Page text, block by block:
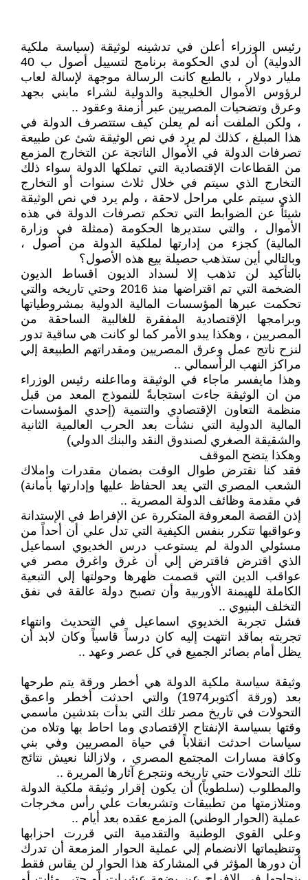
رئيس الوزراء أعلن في تدشينه لوثيقة (سياسة ملكية
الدولية) أن لدي الحكومة برنامج لتسييل أصول ب 40
مليار دولار ، بالطبع كانت الرسالة موجهة لإسالة لعاب
لرؤوس الأموال الخليجية والدولية لشراء مابني بجهد
وعرق وتضحيات المصريين عبر أزمنة وعقود ..
، ولكن الملفت أنه لم يعلن كيف ستتصرف الدولة في
هذا المبلغ ، كذلك لم يرد في نص الوثيقة شئ عن طبيعة
تصرفات الدولة في الأموال الناتجة عن التخارج المزمع
من القطاعات الإقتصادية التي تملكها الدولة سواء ذلك
التخارج الذي سيتم في خلال ثلاث سنوات أو التخارج
الذي سيتم علي مراحل لاحقة ، ولم يرد في نص الوثيقة
شيئاً عن الضوابط التي تحكم تصرفات الدولة في هذه
الأموال ، والتي ستديرها الحكومة (ممثلة في وزارة
المالية) كجزء من إدارتها لملكية الدولة من أصول ،
وبالتالي أين ستذهب حصيلة بيع هذه الأصول؟
بالتأكيد لن تذهب إلا لسداد الديون اقساط الديون
الضخمة التي تم اقتراضها منذ 2016 وحتي تاريخه والتي
تحكمت عبرها المؤسسات المالية الدولية بمشروطياتها
وبرامجها الإقتصادية المفقرة للغالبية الساحقة من
المصريين ، وهكذا يبدو الأمر كما لو كانت هي ساقية تدور
لنزح ناتج عمل وعرق المصريين ومقدراتهم الطبيعة إلي
مراكز النهب الرأسمالي ..
وهذا مايفسر ماجاء في الوثيقة ومااعلنه رئيس الوزراء
من ان الوثيقة جاءت استجابةً للنموذج المعد من قبل
منظمة التعاون الإقتصادي والتنمية (إحدي المؤسسات
المالية الدولية التي نشأت بعد الحرب العالمية الثانية
والشقيقة الصغري لصندوق النقد والبنك الدولي)
وهكذا يتضح الموقف
فقد كنا نقترض طوال الوقت بضمان مقدرات واملاك
الشعب المصري التي يعد الحفاظ عليها وإدارتها بأمانة)
في مقدمة وظائف الدولة المصرية ..
إذن القصة المعروفة المتكررة عن الإفراط في الإستدانة
وعواقبها تتكرر بنفس الكيفية التي تدل علي أن أحداً من
مسئولي الدولة لم يستوعب درس الخديوي اسماعيل
الذي اقترض فاقترض إلي أن غرق واغرق مصر في
عواقب الدين التي قصمت ظهرها وحولتها إلي التبعية
الكاملة للهيمنة الأوربية وأن تصبح دولة عالقة في نفق
التخلف البنيوي ..
فشل تجربة الخديوي اسماعيل في التحديث وانتهاء
تجربته بماقد انتهت إليه كان درساً قاسياً وكان لابد أن
يظل أمام بصائر الجميع في كل عصر وعهد ..
وثيقة سياسة ملكية الدولة هي أخطر ورقة يتم طرحها
بعد (ورقة أكتوبر1974) والتي احدثت أخطر واعمق
التحولات في تاريخ مصر تلك التي بدأت بتدشين ماسمي
وقتها بسياسة الإنفتاح الإقتصادي وما احاط بها وتلاه من
سياسات احدثت انقلاباً في حياة المصريين وفي بني
وكافة مسارات المجتمع المصري ، ولازالنا نعيش نتائج
تلك التحولات حتي تاريخه ونتجرع آثارها المريرة ..
والمطلوب (سلطوياً) أن يكون إقرار وثيقة ملكية الدولة
ومتلازمتها من تطبيقات وتشريعات علي رأس مخرجات
عملية (الحوار الوطني) المزمع عقده بعد أيام ..
وعلي القوي الوطنية والتقدمية التي قررت احزابها
وتنظيماتها الانضمام إلي عملية الحوار المزمعة أن تدرك
أن دورها المؤثر في المشاركة هذا الحوار لن يقاس فقط